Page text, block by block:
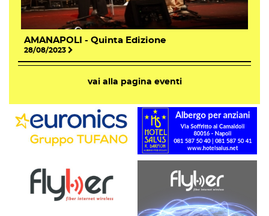
AMANAPOLI - Quinta Edizione
28/08/2023
vai alla pagina eventi